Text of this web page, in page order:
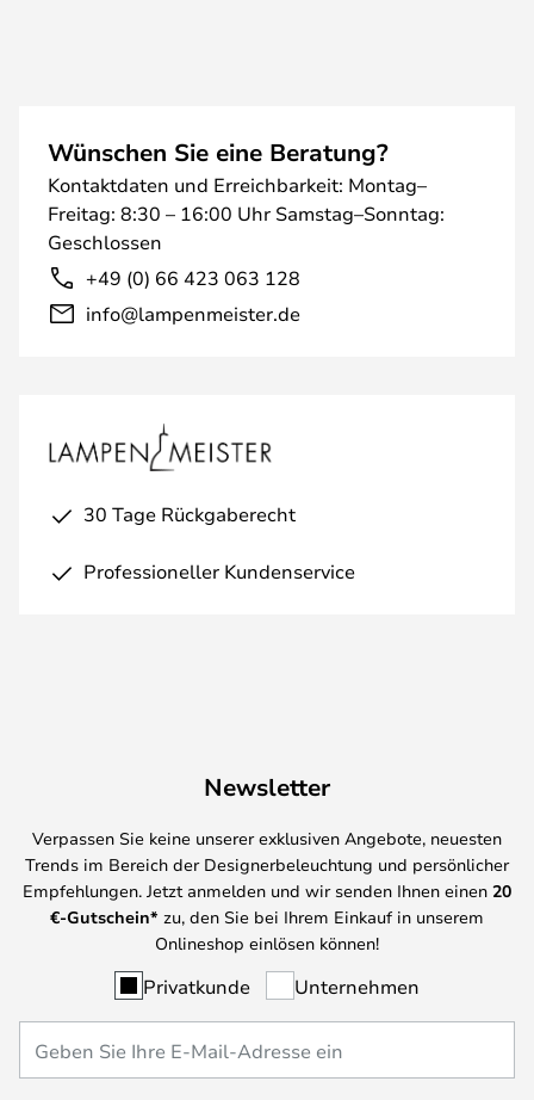
Wünschen Sie eine Beratung?
Kontaktdaten und Erreichbarkeit: Montag–
Freitag: 8:30 – 16:00 Uhr Samstag–Sonntag:
Geschlossen
+49 (0) 66 423 063 128
info@lampenmeister.de
30 Tage Rückgaberecht
Professioneller Kundenservice
Newsletter
Verpassen Sie keine unserer exklusiven Angebote, neuesten
Trends im Bereich der Designerbeleuchtung und persönlicher
Empfehlungen. Jetzt anmelden und wir senden Ihnen einen 20
€-Gutschein* zu, den Sie bei Ihrem Einkauf in unserem
Onlineshop einlösen können!
Privatkunde Unternehmen